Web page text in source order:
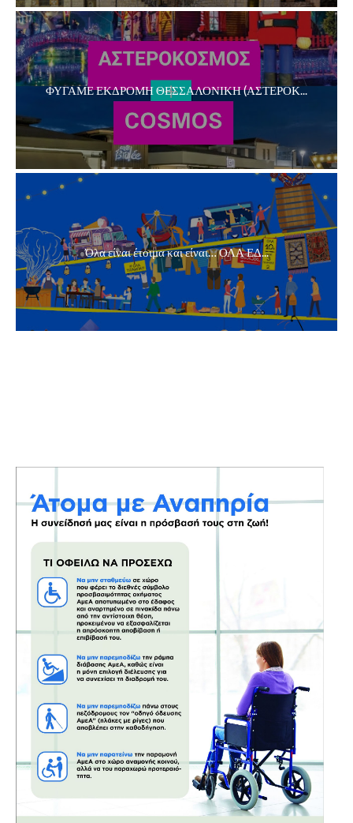
ΦΥΓΑΜΕ ΕΚΔΡΟΜΗ ΘΕΣΣΑΛΟΝΙΚΗ (ΑΣΤΕΡΟΚ...
Όλα είναι έτοιμα και είναι… ΟΛΑ ΕΔ...